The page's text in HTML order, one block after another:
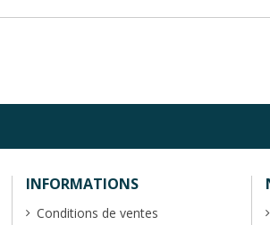
INFORMATIONS
Conditions de ventes